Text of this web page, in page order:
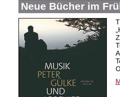
Neue Bücher im